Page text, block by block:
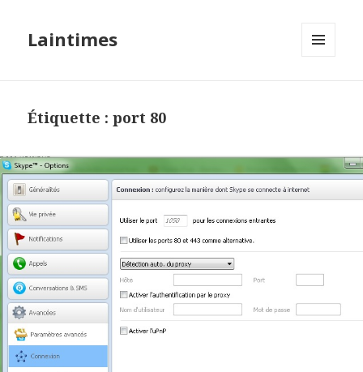
Laintimes
Étiquette :port 80